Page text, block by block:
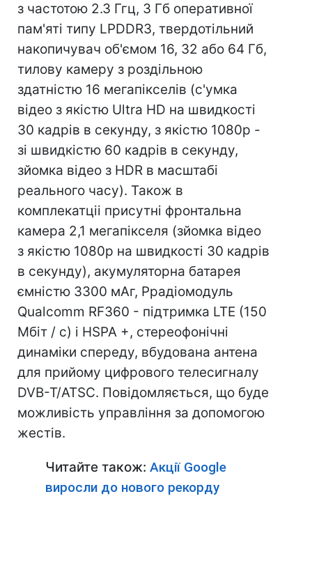
з частотою 2.3 Ггц, 3 Гб оперативної
пам'яті типу LPDDR3, твердотільний
накопичувач об'ємом 16, 32 або 64 Гб,
тилову камеру з роздільною
здатністю 16 мегапікселів (с'умка
відео з якістю Ultra HD на швидкості
30 кадрів в секунду, з якістю 1080p -
зі швидкістю 60 кадрів в секунду,
зйомка відео з HDR в масштабі
реального часу). Також в
комплекатціі присутні фронтальна
камера 2,1 мегапікселя (зйомка відео
з якістю 1080p на швидкості 30 кадрів
в секунду), акумуляторна батарея
ємністю 3300 мАг, Ррадіомодуль
Qualcomm RF360 - підтримка LTE (150
Мбіт / с) і HSPA +, стереофонічні
динаміки спереду, вбудована антена
для прийому цифрового телесигналу
DVB-T/ATSC. Повідомляється, що буде
можливість управління за допомогою
жестів.
Читайте також: Акції Google
виросли до нового рекорду